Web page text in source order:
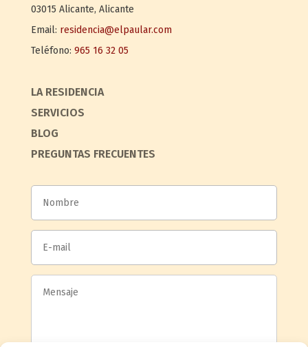
03015 Alicante, Alicante
Email: residencia@elpaular.com
Teléfono: 965 16 32 05
LA RESIDENCIA
SERVICIOS
BLOG
PREGUNTAS FRECUENTES